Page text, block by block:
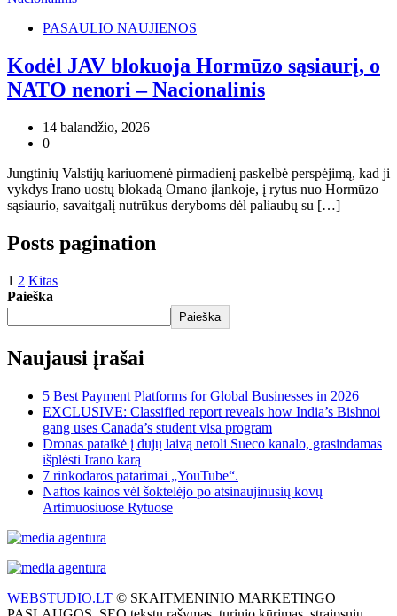
PASAULIO NAUJIENOS
Kodėl JAV blokuoja Hormūzo sąsiaurį, o
NATO nenori – Nacionalinis
14 balandžio, 2026
0
Jungtinių Valstijų kariuomenė pirmadienį paskelbė perspėjimą, kad ji
vykdys Irano uostų blokadą Omano įlankoje, į rytus nuo Hormūzo
sąsiaurio, savaitgalį nutrūkus deryboms dėl paliaubų su […]
Posts pagination
1 2 Kitas
Paieška
Paieška
Naujausi įrašai
5 Best Payment Platforms for Global Businesses in 2026
EXCLUSIVE: Classified report reveals how India’s Bishnoi
gang uses Canada’s student visa program
Dronas pataikė į dujų laivą netoli Sueco kanalo, grasindamas
išplėsti Irano karą
7 rinkodaros patarimai „YouTube“.
Naftos kainos vėl šoktelėjo po atsinaujinusių kovų
Artimuosiuose Rytuose
WEBSTUDIO.LT © SKAITMENINIO MARKETINGO